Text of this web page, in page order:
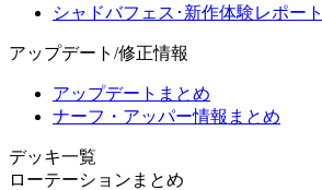
シャドバフェス･新作体験レポート
アップデート/修正情報
アップデートまとめ
ナーフ・アッパー情報まとめ
デッキ一覧
ローテーションまとめ